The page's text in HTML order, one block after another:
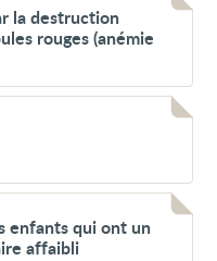
la destruction
rouges (anémie
enfants qui ont un
affaibli